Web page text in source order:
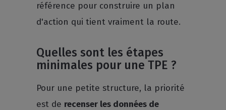
référence pour construire un plan
d'action qui tient vraiment la route.
Quelles sont les étapes
minimales pour une TPE ?
Pour une petite structure, la priorité
est de recenser les données de